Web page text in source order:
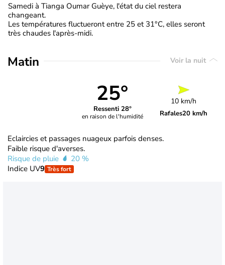
Samedi à Tianga Oumar Guèye, l'état du ciel restera
changeant.
Les températures fluctueront entre 25 et 31°C, elles seront
très chaudes l'après-midi.
Matin Voir la nuit
25°
Ressenti 28°
en raison de l'humidité
10 km/h
Rafales20 km/h
Eclaircies et passages nuageux parfois denses.
Faible risque d'averses.
Risque de pluie
20 %
Indice UV9 Très fort